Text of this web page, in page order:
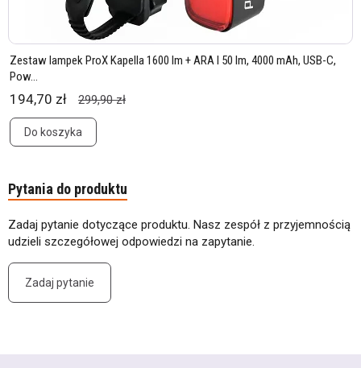
Zestaw lampek ProX Kapella 1600 lm + ARA I 50 lm, 4000 mAh, USB-C,
Pow...
194,70 zł 299,90 zł
Do koszyka
Pytania do produktu
Zadaj pytanie dotyczące produktu. Nasz zespół z przyjemnością
udzieli szczegółowej odpowiedzi na zapytanie.
Zadaj pytanie